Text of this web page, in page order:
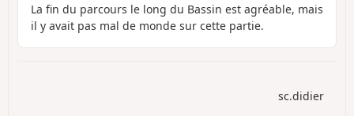
La fin du parcours le long du Bassin est agréable, mais
il y avait pas mal de monde sur cette partie.
sc.didier